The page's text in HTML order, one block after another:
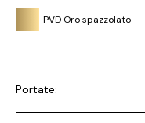
PVD Oro spazzolato
Portate: